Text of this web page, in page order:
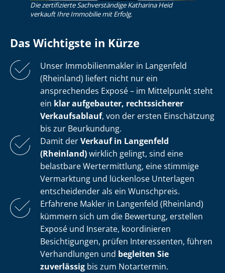
Die zertifizierte Sachverständige Katharina Heid
verkauft Ihre Immobilie mit Erfolg.
Das Wichtigste in Kürze
Unser Im­mo­bi­li­en­mak­ler in Langenfeld
(Rheinland) liefert nicht nur ein
ansprechendes Exposé – im Mittelpunkt steht
ein klar aufgebauter, rechtssicherer
Verkaufsablauf, von der ersten Einschätzung
bis zur Beurkundung.
Damit derVerkauf in Langenfeld
(Rheinland)wirklich gelingt, sind eine
belastbare Wertermittlung, eine stimmige
Vermarktung und lückenlose Unterlagen
entscheidender als ein Wunschpreis.
Erfahrene Makler in Langenfeld (Rheinland)
kümmern sich um die Bewertung, erstellen
Exposé und Inserate, koordinieren
Besichtigungen, prüfen Interessenten, führen
Verhandlungen und begleiten Sie
zuverlässig bis zum Notartermin.